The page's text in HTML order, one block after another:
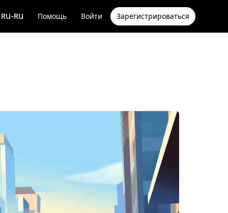
RU-RU Помощь Войти Зарегистрироваться